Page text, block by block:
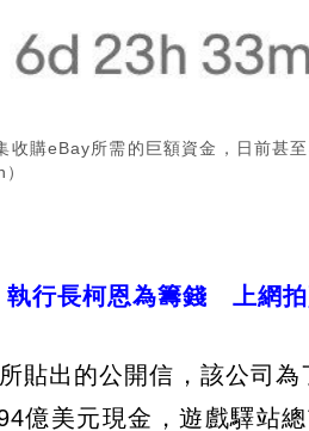
收購eBay所需的巨額資金，日前甚
行長柯恩為籌錢 上網拍
貼出的公開信，該公司
億美元現金，遊戲驛站